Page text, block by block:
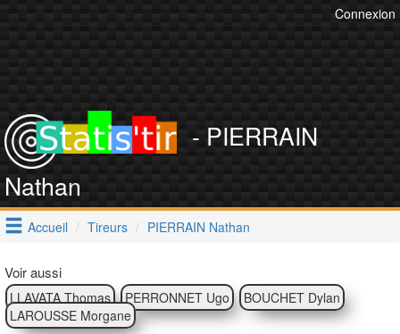
Connexion
- PIERRAIN
Nathan
Accueil Tireurs PIERRAIN Nathan
Voir aussi
LLAVATA Thomas PERRONNET Ugo
BOUCHET Dylan
LAROUSSE Morgane